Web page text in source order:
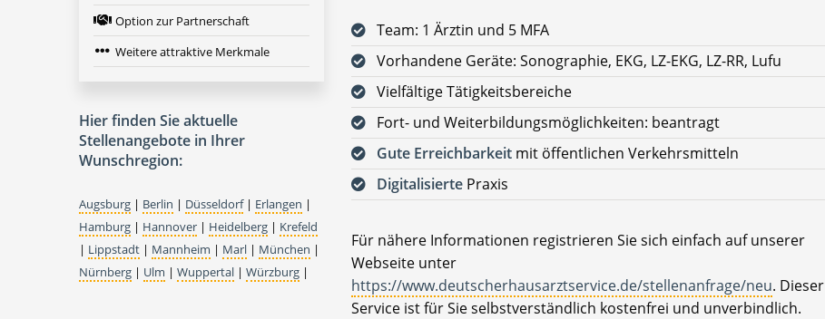
Team: 1 Ärztin und 5 MFA
Vorhandene Geräte: Sonographie, EKG, LZ-EKG, LZ-RR, Lufu
Vielfältige Tätigkeitsbereiche
Fort- und Weiterbildungsmöglichkeiten: beantragt
Gute Erreichbarkeit mit öffentlichen Verkehrsmitteln
Digitalisierte Praxis
Für nähere Informationen registrieren Sie sich einfach auf unserer
Webseite unter
https://www.deutscherhausarztservice.de/stellenanfrage/neu. Dieser
Service ist für Sie selbstverständlich kostenfrei und unverbindlich.
Option zur Partnerschaft
Weitere attraktive Merkmale
Hier finden Sie aktuelle
Stellenangebote in Ihrer
Wunschregion:
Augsburg | Berlin | Düsseldorf| Erlangen |
Hamburg | Hannover | Heidelberg | Krefeld
| Lippstadt | Mannheim | Marl | München |
Nürnberg | Ulm | Wuppertal | Würzburg |